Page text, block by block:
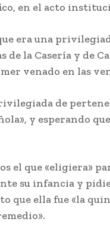
en el acto
era una
de la Casería y de
venado en las
de
y esperando
el que «eligiera»
su infancia y
que ella fue «la